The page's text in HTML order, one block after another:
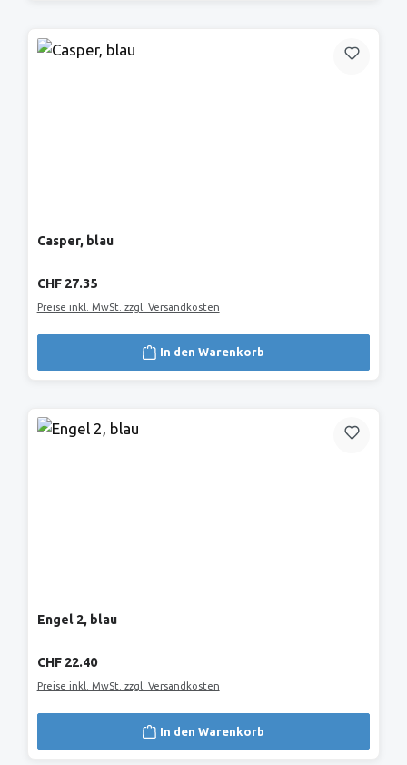
Casper, blau
Regulärer Preis:
CHF 27.35
Preise inkl. MwSt. zzgl. Versandkosten
In den Warenkorb
Engel 2, blau
Regulärer Preis:
CHF 22.40
Preise inkl. MwSt. zzgl. Versandkosten
In den Warenkorb